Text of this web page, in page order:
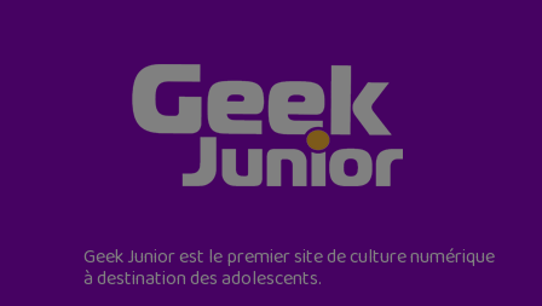
Geek Junior est le premier site de culture numérique
à destination des adolescents.